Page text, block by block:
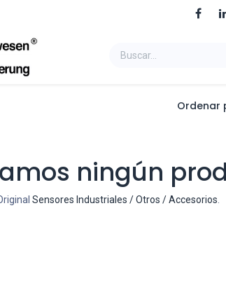
Ordenar
ningún
Sensores Industriales / Otros / Accesorios